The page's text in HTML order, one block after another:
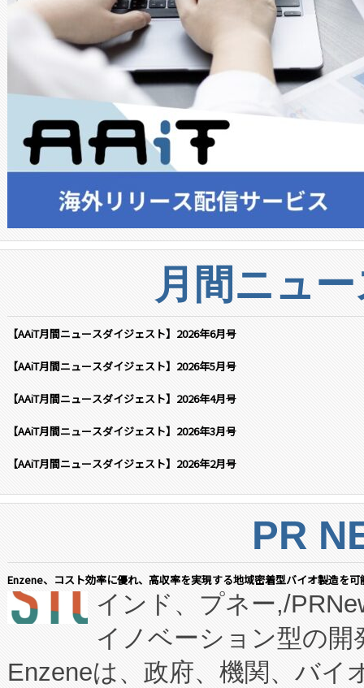
月間ニュ
【AAiT月間ニュースダイジェスト】2026年6月号
【AAiT月間ニュースダイジェスト】2026年5月号
【AAiT月間ニュースダイジェスト】2026年4月号
【AAiT月間ニュースダイジェスト】2026年3月号
【AAiT月間ニュースダイジェスト】2026年2月号
PR
Enzene、コスト効率に優れ、高収率を実現する地域密着型バイオ製造を
インド、プネー,/
イノベーション型の
Enzeneは、政府、機関、バイ